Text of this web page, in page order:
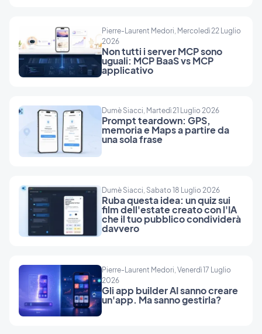
Pierre-Laurent Medori, Mercoledì 22 Luglio
2026
Non tutti i server MCP sono
uguali: MCP BaaS vs MCP
applicativo
Dumè Siacci, Martedì 21 Luglio 2026
Prompt teardown: GPS,
memoria e Maps a partire da
una sola frase
Dumè Siacci, Sabato 18 Luglio 2026
Ruba questa idea: un quiz sui
film dell'estate creato con l'IA
che il tuo pubblico condividerà
davvero
Pierre-Laurent Medori, Venerdì 17 Luglio
2026
Gli app builder AI sanno creare
un'app. Ma sanno gestirla?